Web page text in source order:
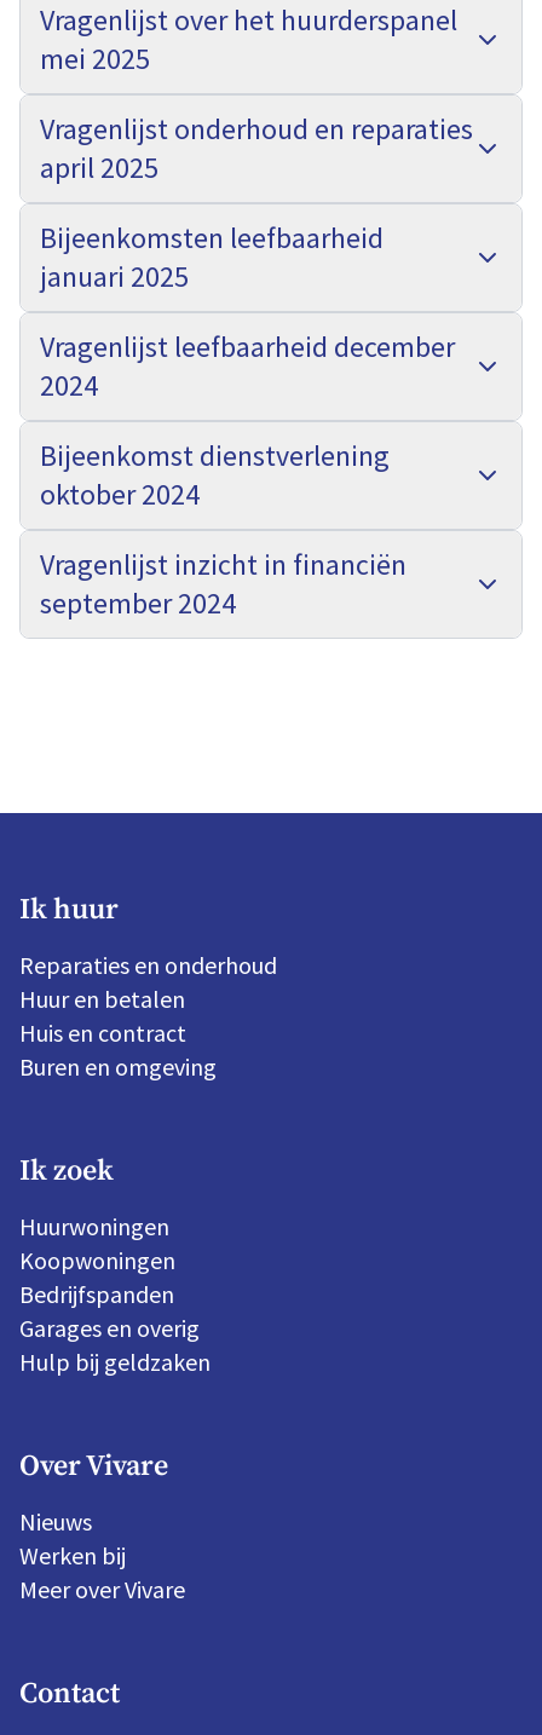
Vragenlijst over het huurderspanel
mei 2025
Vragenlijst onderhoud en reparaties
april 2025
Bijeenkomsten leefbaarheid
januari 2025
Vragenlijst leefbaarheid december
2024
Bijeenkomst dienstverlening
oktober 2024
Vragenlijst inzicht in financiën
september 2024
Ik huur
Reparaties en onderhoud
Huur en betalen
Huis en contract
Buren en omgeving
Ik zoek
Huurwoningen
Koopwoningen
Bedrijfspanden
Garages en overig
Hulp bij geldzaken
Over Vivare
Nieuws
Werken bij
Meer over Vivare
Contact